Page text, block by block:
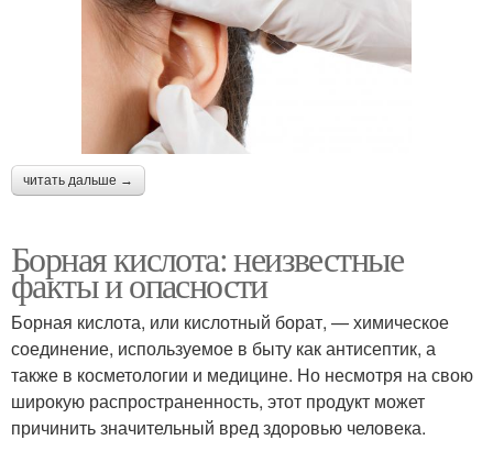
читать дальше →
Борная кислота: неизвестные
факты и опасности
Борная кислота, или кислотный борат, — химическое
соединение, используемое в быту как антисептик, а
также в косметологии и медицине. Но несмотря на свою
широкую распространенность, этот продукт может
причинить значительный вред здоровью человека.